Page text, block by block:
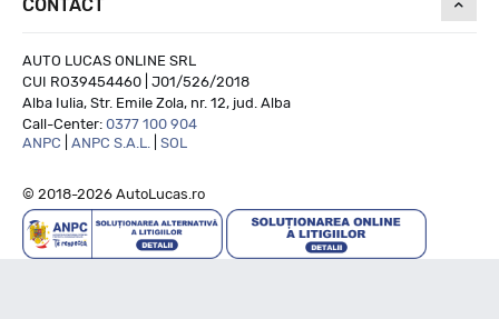
CONTACT
AUTO LUCAS ONLINE SRL
CUI RO39454460 | J01/526/2018
Alba Iulia, Str. Emile Zola, nr. 12, jud. Alba
Call-Center: 0377 100 904
ANPC
ANPC S.A.L. SOL
© 2018-2026 AutoLucas.ro